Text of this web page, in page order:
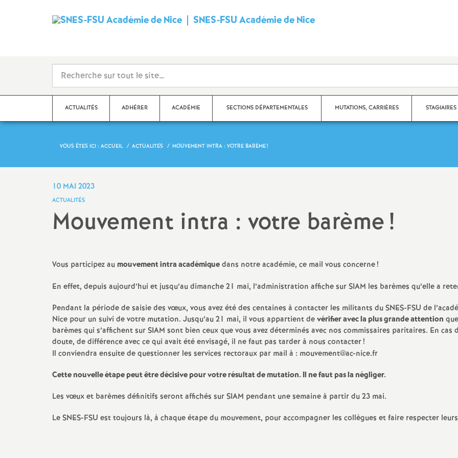
SNES-FSU Académie de NiceS
n
i
t
N
a
t
i
o
n
a
l
ACTUALITÉS ADHÉRER
Stages syndicaux
ACADÉMIE SECTIONS DÉPARTEMENTALES
Maritimes
MUTATIONS, CARRIÈRES
Mutations
VOUS ÊTES ICI : ACCUEIL ACTUALITÉS MOUVEMENT INTRA : VOTRE BARÈME!
10 MAI 2023
ACTUALITÉS
Mouvement intra : votre barème!
Vous participez aumouvement intra académiquedans notre académie, ce mail vous concerne!
En effet, depuis aujourd’hui et jusqu’au dimanche 21 mai, l’administration affiche sur SIAM les barèmes qu’elle a
Pendant la période de saisie des vœux, vous avez été des centaines à contacter les militants du SNES-FSU de
Nice pour un suivi de votre mutation. Jusqu’au 21 mai, il vous appartient devérifier avec la plus grande attention
barèmes qui s’affichent sur SIAM sont bien ceux que vous avez déterminés avec nos commissaires paritaires. En cas
doute, de différence avec ce qui avait été envisagé, il ne faut pas tarder à nous contacter!
Il conviendra ensuite de questionner les services rectoraux par mail à : mouvement@ac-nice.fr
Cette nouvelle étape peut être décisive pour votre résultat de mutation. Il ne faut pas la négliger.
Les vœux et barèmes définitifs seront affichés sur SIAM pendant une semaine à partir du 23 mai.
Le SNES-FSU est toujours là, à chaque étape du mouvement, pour accompagner les collègues et faire respecter